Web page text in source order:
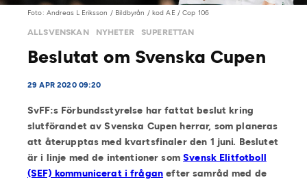
Foto: Andreas L Eriksson / Bildbyrån / kod AE / Cop 106
ALLSVENSKAN NYHETER SUPERETTAN
Beslutat om Svenska Cupen
29 APR 2020 09:20
SvFF:s Förbundsstyrelse har fattat beslut kring
slutförandet av Svenska Cupen herrar, som planeras
att återupptas med kvartsfinaler den 1 juni. Beslutet
är i linje med de intentioner somSvensk Elitfotboll
(SEF) kommunicerat i frågan efter samråd med de